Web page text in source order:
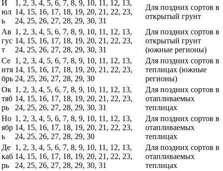
И
юл
ь
1, 2, 3, 4, 5, 6, 7, 8, 9, 10, 11, 12, 13,
14, 15, 16, 17, 18, 19, 20, 21, 22, 23,
24, 25, 26, 27, 28, 29, 30, 31
Для поздних сортов в
открытый грунт
Ав
гус
т
1, 2, 3, 4, 5, 6, 7, 8, 9, 10, 11, 12, 13,
14, 15, 16, 17, 18, 19, 20, 21, 22, 23,
24, 25, 26, 27, 28, 29, 30, 31
Для поздних сортов в
открытый грунт
(южные регионы)
Се
нтя
брь
1, 2, 3, 4, 5, 6, 7, 8, 9, 10, 11, 12, 13,
14, 15, 16, 17, 18, 19, 20, 21, 22, 23,
24, 25, 26, 27, 28, 29, 30
Для поздних сортов в
теплицах (южные
регионы)
Ок
тяб
рь
1, 2, 3, 4, 5, 6, 7, 8, 9, 10, 11, 12, 13,
14, 15, 16, 17, 18, 19, 20, 21, 22, 23,
24, 25, 26, 27, 28, 29, 30, 31
Для поздних сортов в
отапливаемых
теплицах
Но
ябр
ь
1, 2, 3, 4, 5, 6, 7, 8, 9, 10, 11, 12, 13,
14, 15, 16, 17, 18, 19, 20, 21, 22, 23,
24, 25, 26, 27, 28, 29, 30
Для поздних сортов в
отапливаемых
теплицах
Де
каб
рь
1, 2, 3, 4, 5, 6, 7, 8, 9, 10, 11, 12, 13,
14, 15, 16, 17, 18, 19, 20, 21, 22, 23,
24, 25, 26, 27, 28, 29, 30, 31
Для поздних сортов в
отапливаемых
теплицах